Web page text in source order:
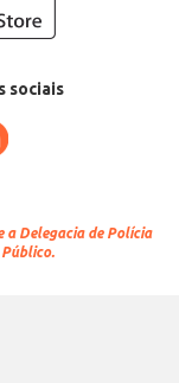
sociais
a Delegacia de Polícia